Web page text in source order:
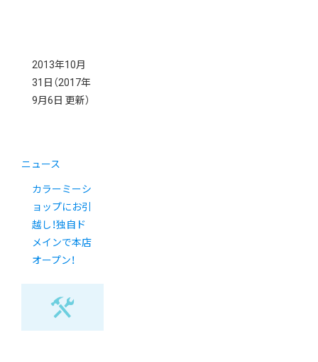
2013年10月
31日 （2017年
9月6日 更新）
ニュース
カラーミーシ
ョップにお引
越し！独自ド
メインで本店
オープン！